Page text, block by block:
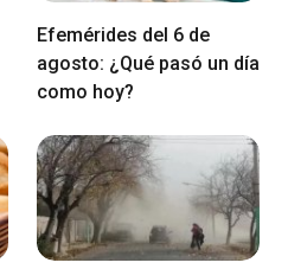
Efemérides del 6 de
agosto: ¿Qué pasó un día
como hoy?